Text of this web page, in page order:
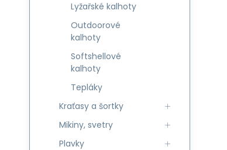
Lyžařské kalhoty
Outdoorové
kalhoty
Softshellové
kalhoty
Tepláky
Kraťasy a šortky
Mikiny, svetry
Plavky